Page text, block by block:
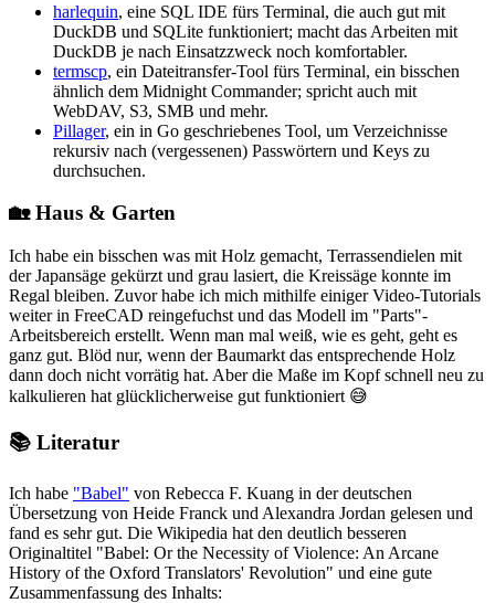
harlequin, eine SQL IDE fürs Terminal, die auch gut mit
DuckDB und SQLite funktioniert; macht das Arbeiten mit
DuckDB je nach Einsatzzweck noch komfortabler.
termscp, ein Dateitransfer-Tool fürs Terminal, ein bisschen
ähnlich dem Midnight Commander; spricht auch mit
WebDAV, S3, SMB und mehr.
Pillager, ein in Go geschriebenes Tool, um Verzeichnisse
rekursiv nach (vergessenen) Passwörtern und Keys zu
durchsuchen.
🏡 Haus & Garten
Ich habe ein bisschen was mit Holz gemacht, Terrassendielen mit
der Japansäge gekürzt und grau lasiert, die Kreissäge konnte im
Regal bleiben. Zuvor habe ich mich mithilfe einiger Video-Tutorials
weiter in FreeCAD reingefuchst und das Modell im "Parts"-
Arbeitsbereich erstellt. Wenn man mal weiß, wie es geht, geht es
ganz gut. Blöd nur, wenn der Baumarkt das entsprechende Holz
dann doch nicht vorrätig hat. Aber die Maße im Kopf schnell neu zu
kalkulieren hat glücklicherweise gut funktioniert 😅
📚 Literatur
Ich habe "Babel" von Rebecca F. Kuang in der deutschen
Übersetzung von Heide Franck und Alexandra Jordan gelesen und
fand es sehr gut. Die Wikipedia hat den deutlich besseren
Originaltitel "Babel: Or the Necessity of Violence: An Arcane
History of the Oxford Translators' Revolution" und eine gute
Zusammenfassung des Inhalts: